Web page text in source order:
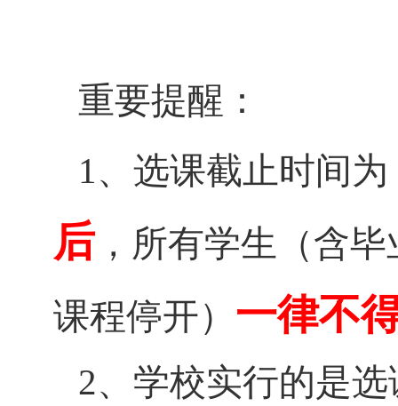
重要提醒：
1、选课截止时间为
后，所有学生（含
课程停开） 一律不
2、学校实行的是